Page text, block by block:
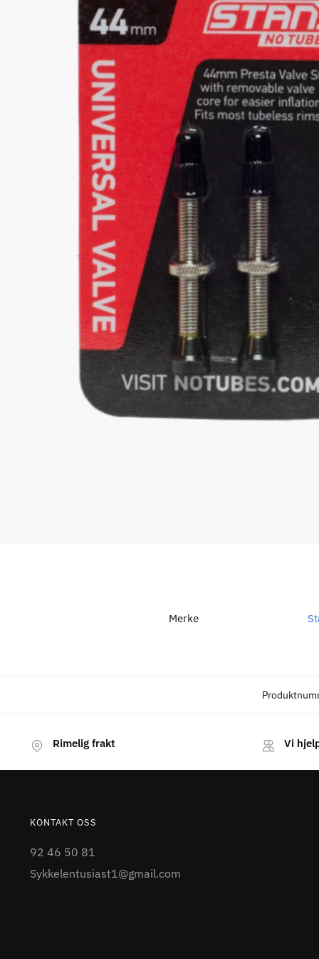
Merke
Rimelig frakt Vi
KONTAKT OSS
92 46 50 81
Sykkelentusiast1@gmail.com